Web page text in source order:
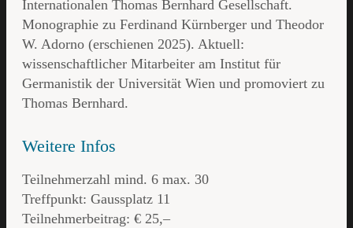
Internationalen Thomas Bernhard Gesellschaft.
Monographie zu Ferdinand Kürnberger und Theodor
W. Adorno (erschienen 2025). Aktuell:
wissenschaftlicher Mitarbeiter am Institut für
Germanistik der Universität Wien und promoviert zu
Thomas Bernhard.
Weitere Infos
Teilnehmerzahl mind. 6 max. 30
Treffpunkt: Gaussplatz 11
Teilnehmerbeitrag: € 25,–